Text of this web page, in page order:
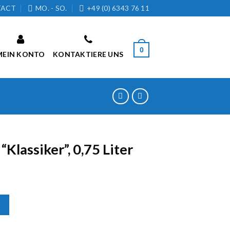
MO. - SO. +49 (0) 6343 76 11
KONTO KONTAKTIERE UNS
0
0,75 Liter